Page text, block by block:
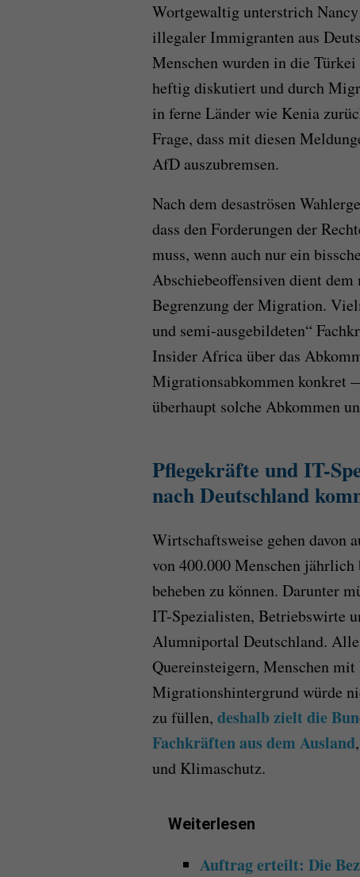
Wortgewaltig unterstrich
illegaler Immigranten aus
Menschen wurden in die
heftig diskutiert und durch
in ferne Länder wie Kenia
Frage, dass mit diesen
AfD auszubremsen.
Nach dem desaströsen
dass den Forderungen der
muss, wenn auch nur ein
Abschiebeoffensiven dient
Begrenzung der Migration.
und semi-ausgebildeten“
Insider Africa über das
Migrationsabkommen konkret
überhaupt solche Abkommen
Pflegekräfte und IT-
nach Deutschland
Wirtschaftsweise gehen davon
von 400.000 Menschen
beheben zu können. Darunter
IT-Spezialisten, Betriebswirte
Alumniportal Deutschland.
Quereinsteigern, Menschen
Migrationshintergrund würde
zu füllen, deshalb zielt die
Fachkräften aus dem Ausland
und Klimaschutz.
Weiterlesen
Auftrag erteilt: Die